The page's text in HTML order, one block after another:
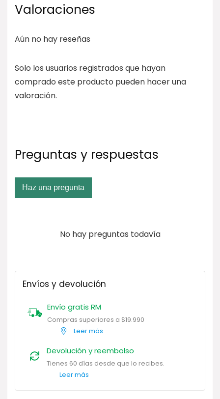
Valoraciones
Aún no hay reseñas
Solo los usuarios registrados que hayan
comprado este producto pueden hacer una
valoración.
Preguntas y respuestas
Haz una pregunta
No hay preguntas todavía
Envíos y devolución
Envío gratis RM
Compras superiores a $19.990
Leer más
Devolución y reembolso
Tienes 60 días desde que lo recibes.
Leer más